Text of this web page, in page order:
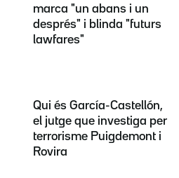
marca "un abans i un
després" i blinda "futurs
lawfares"
Qui és García-Castellón,
el jutge que investiga per
terrorisme Puigdemont i
Rovira